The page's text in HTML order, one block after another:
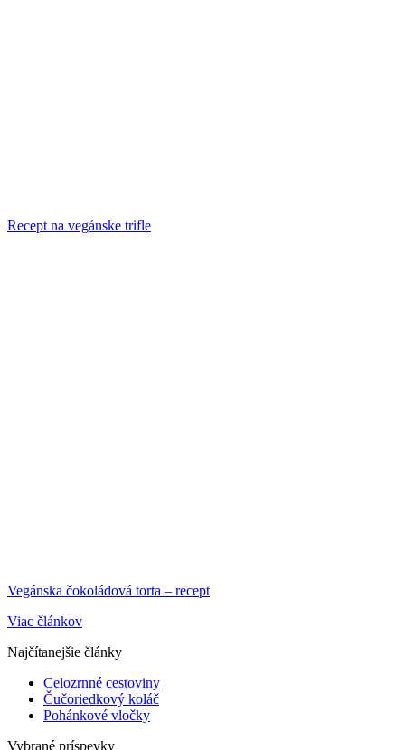
Recept na vegánske trifle
Vegánska čokoládová torta – recept
Viac článkov
Najčítanejšie články
Celozrnné cestoviny
Čučoriedkový koláč
Pohánkové vločky
Vybrané príspevky